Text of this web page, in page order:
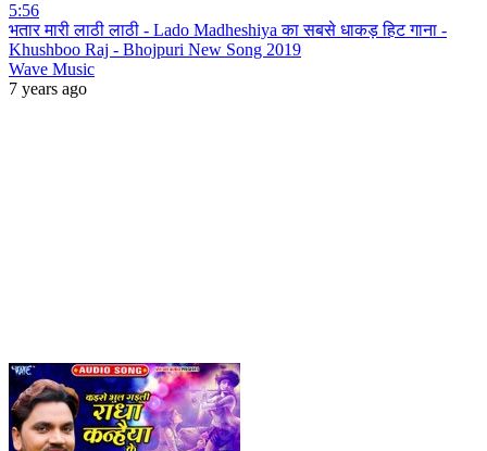
5:56
भतार मारी लाठी लाठी - Lado Madheshiya का सबसे धाकड़ हिट गाना -
Khushboo Raj - Bhojpuri New Song 2019
Wave Music
7 years ago